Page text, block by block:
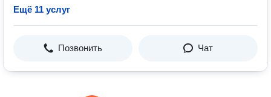
Ещё 11 услуг
Позвонить Чат